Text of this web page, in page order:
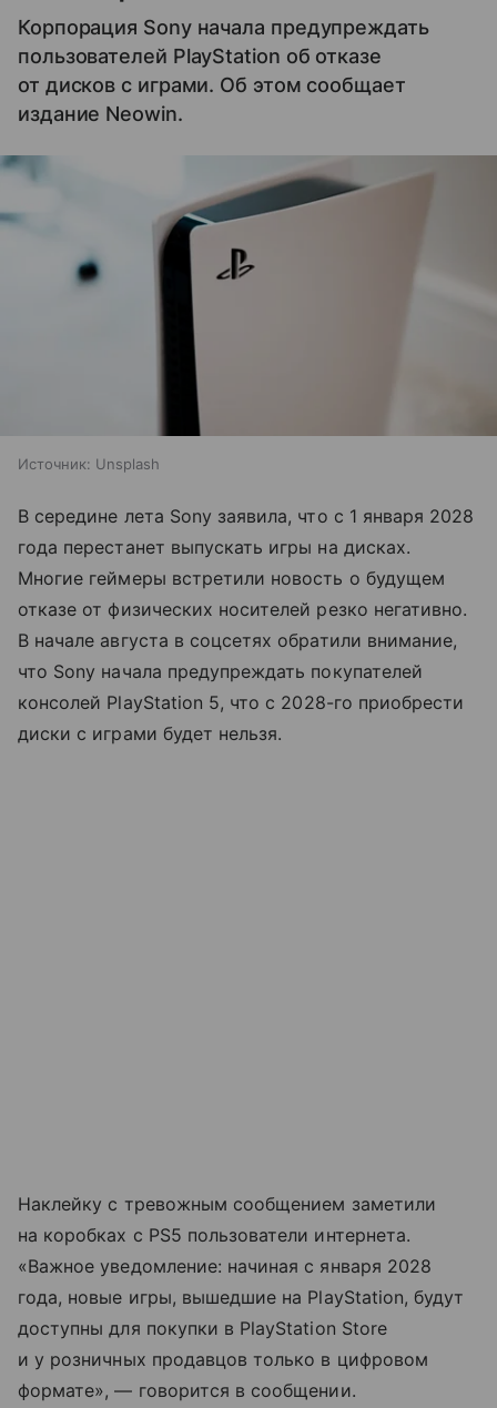
Корпорация Sony начала предупреждать
пользователей PlayStation об отказе
от дисков с играми. Об этом сообщает
издание Neowin.
Источник: Unsplash
В середине лета Sony заявила, что с 1 января 2028
года перестанет выпускать игры на дисках.
Многие геймеры встретили новость о будущем
отказе от физических носителей резко негативно.
В начале августа в соцсетях обратили внимание,
что Sony начала предупреждать покупателей
консолей PlayStation 5, что с 2028-го приобрести
диски с играми будет нельзя.
Наклейку с тревожным сообщением заметили
на коробках с PS5 пользователи интернета.
«Важное уведомление: начиная с января 2028
года, новые игры, вышедшие на PlayStation, будут
доступны для покупки в PlayStation Store
и у розничных продавцов только в цифровом
формате», — говорится в сообщении.